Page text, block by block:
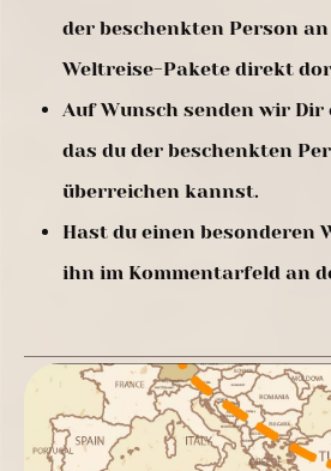
der beschenkten Person
Weltreise-Pakete direkt
Auf Wunsch senden wir Dir
das du der beschenkten
überreichen kannst.
Hast du einen besonderen
ihn im Kommentarfeld an